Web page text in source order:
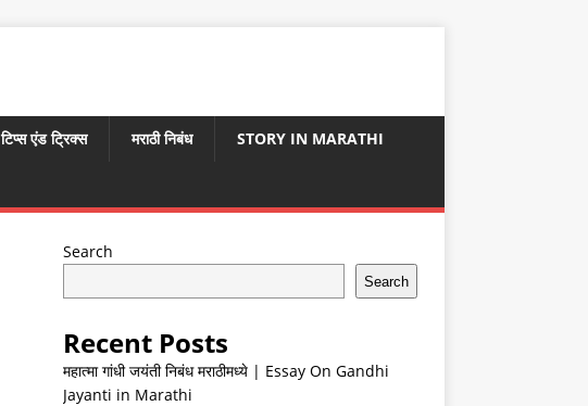
टिप्स एंड ट्रिक्स मराठी निबंध STORY IN MARATHI
Search
Search
Recent Posts
महात्मा गांधी जयंती निबंध मराठीमध्ये | Essay On Gandhi
Jayanti in Marathi